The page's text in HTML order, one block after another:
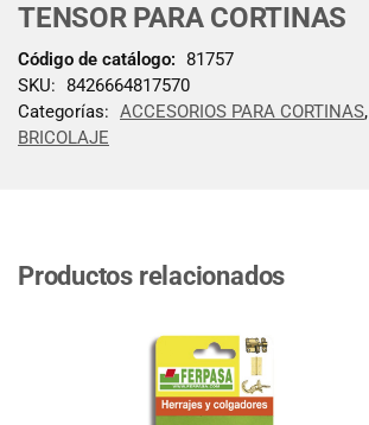
TENSOR PARA CORTINAS
Código de catálogo: 81757
SKU: 8426664817570
Categorías: ACCESORIOS PARA CORTINAS,
BRICOLAJE
Productos relacionados